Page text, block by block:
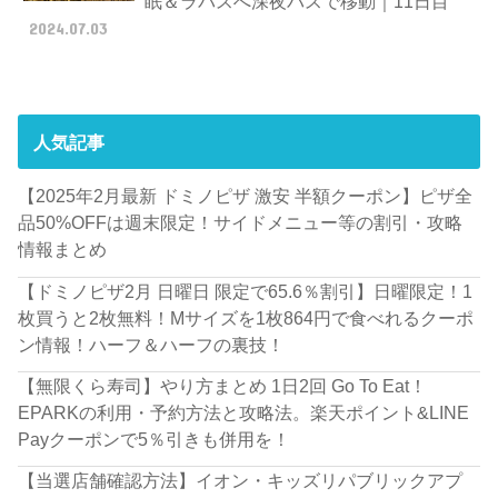
2024.07.03
人気記事
【2025年2月最新 ドミノピザ 激安 半額クーポン】ピザ全
品50%OFFは週末限定！サイドメニュー等の割引・攻略
情報まとめ
【ドミノピザ2月 日曜日 限定で65.6％割引】日曜限定！1
枚買うと2枚無料！Mサイズを1枚864円で食べれるクーポ
ン情報！ハーフ＆ハーフの裏技！
【無限くら寿司】やり方まとめ 1日2回 Go To Eat！
EPARKの利用・予約方法と攻略法。楽天ポイント&LINE
Payクーポンで5％引きも併用を！
【当選店舗確認方法】イオン・キッズリパブリックアプ